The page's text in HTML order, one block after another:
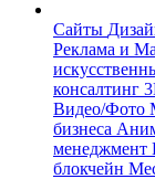
Сайты
Реклама и
консалтинг
Видео/Фото
бизнеса
менеджмент
блокчейн